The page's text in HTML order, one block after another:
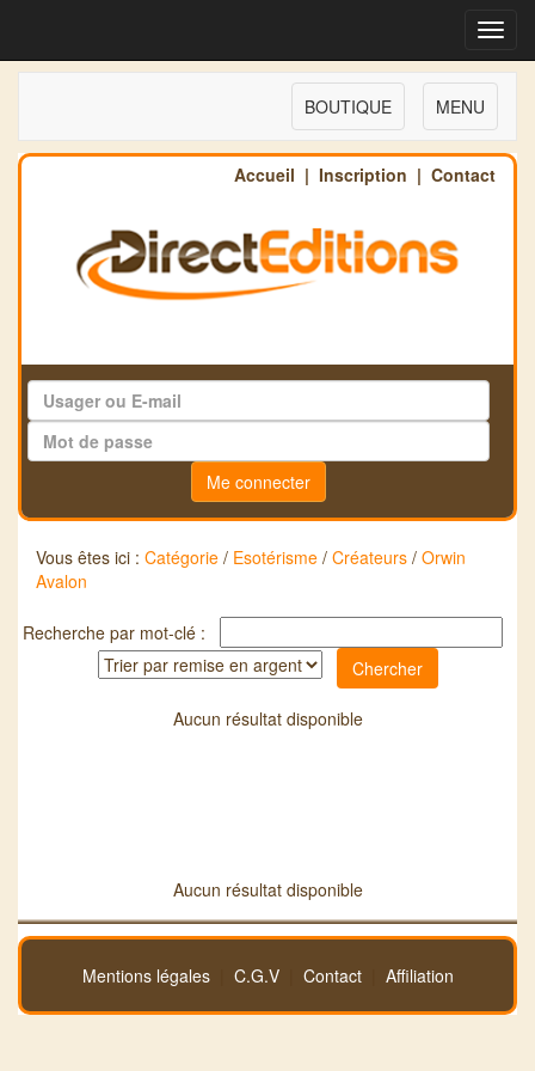
MENU
BOUTIQUE
Accueil | Inscription | Contact
Me connecter
Vous êtes ici : Catégorie / Esotérisme / Créateurs / Orwin
Avalon
Recherche par mot-clé :
Aucun résultat disponible
Aucun résultat disponible
Mentions légales| C.G.V| Contact| Affiliation